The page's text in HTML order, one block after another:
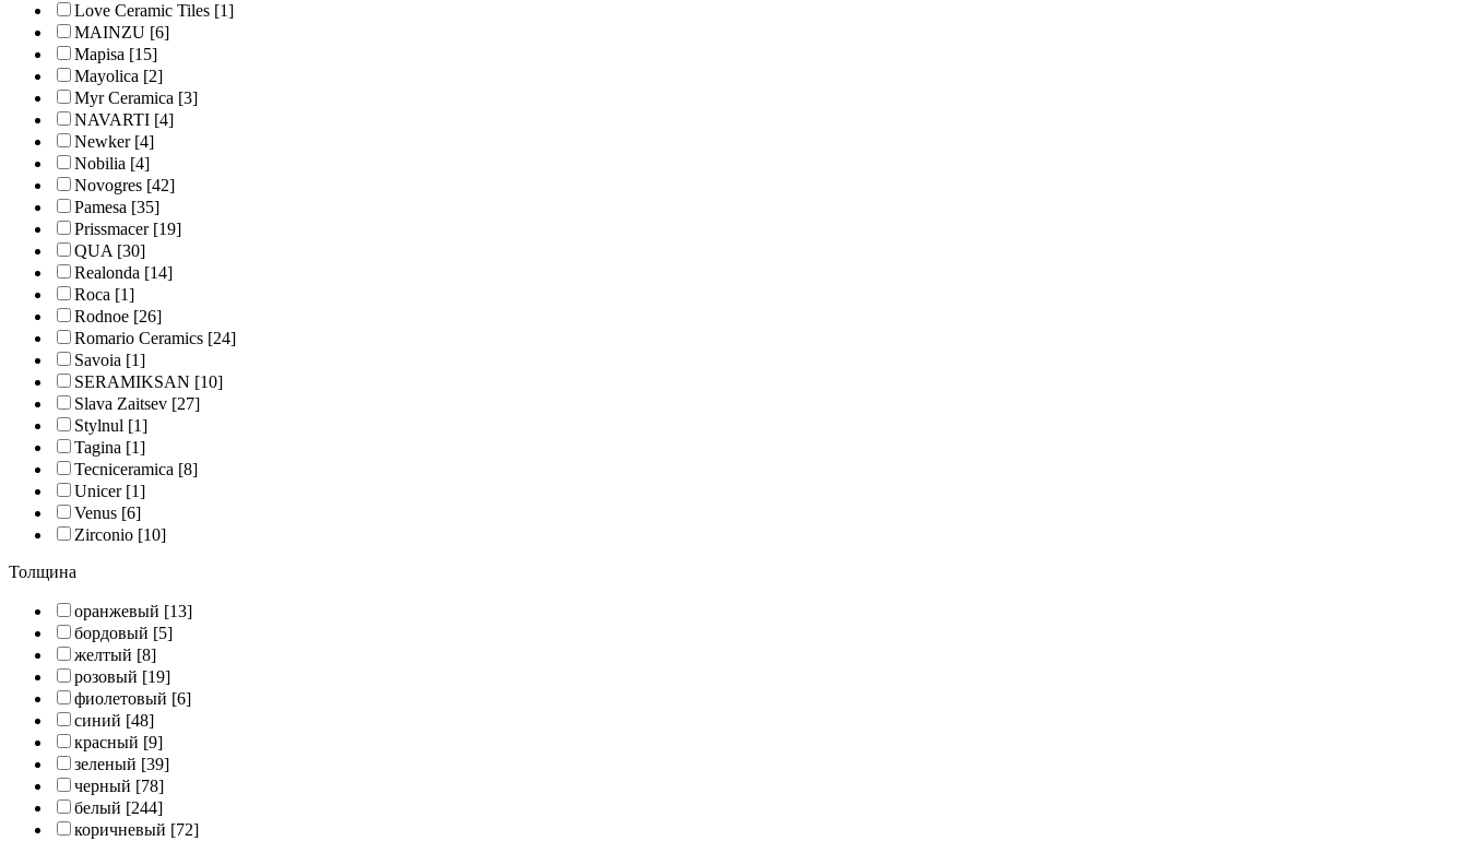
Love Ceramic Tiles [1]
MAINZU [6]
Mapisa [15]
Mayolica [2]
Myr Ceramica [3]
NAVARTI [4]
Newker[4]
Nobilia [4]
Novogres [42]
Pamesa [35]
Prissmacer[19]
QUA[30]
Realonda [14]
Roca [1]
Rodnoe [26]
Romario Ceramics [24]
Savoia [1]
SERAMIKSAN [10]
Slava Zaitsev [27]
Stylnul [1]
Tagina [1]
Tecniceramica [8]
Unicer[1]
Venus [6]
Zirconio [10]
Толщина
оранжевый [13]
бордовый [5]
желтый [8]
розовый [19]
фиолетовый [6]
синий [48]
красный [9]
зеленый [39]
черный [78]
белый [244]
коричневый [72]